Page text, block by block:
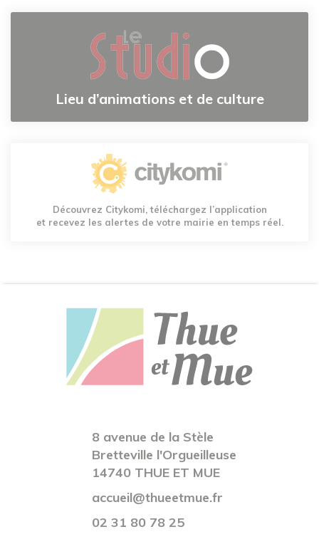
Lieu d’animations et de culture
Découvrez Citykomi, téléchargez l’application
et recevez les alertes de votre mairie en temps réel.
8 avenue de la Stèle
Bretteville l'Orgueilleuse
14740 THUE ET MUE
accueil@thueetmue.fr
02 31 80 78 25